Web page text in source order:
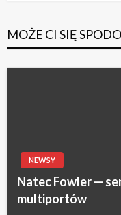
MOŻE CI SIĘ
NEWSY
Natec Fowler —
multiportów